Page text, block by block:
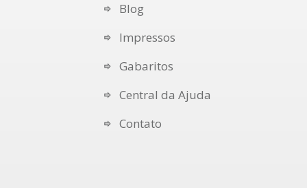
Blog
Impressos
Gabaritos
Central da Ajuda
Contato